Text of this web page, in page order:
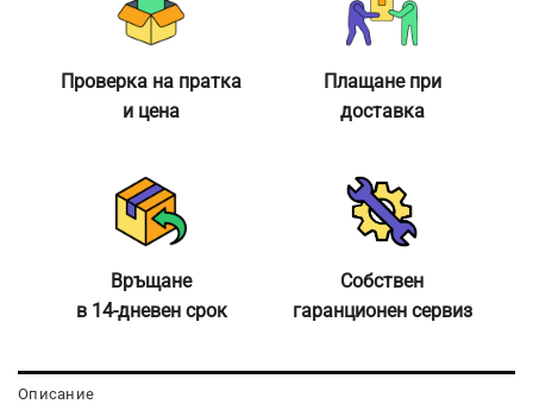
Проверка на пратка
и цена
Плащане при
доставка
Връщане
в 14-дневен срок
Собствен
гаранционен сервиз
Описание